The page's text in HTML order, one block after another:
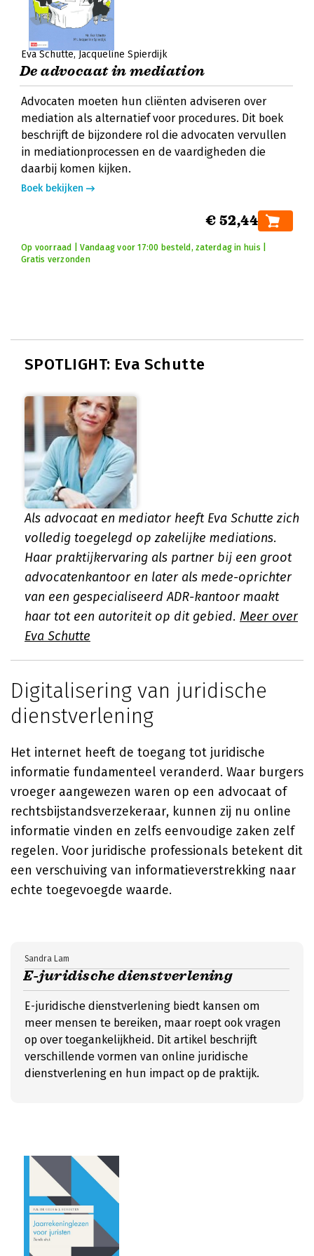
Eva Schutte Jacqueline Spierdijk
De advocaat in mediation
Advocaten moeten hun cliënten adviseren over
mediation als alternatief voor procedures. Dit boek
beschrijft de bijzondere rol die advocaten vervullen
in mediationprocessen en de vaardigheden die
daarbij komen kijken.
Boek bekijken
€ 52,44
Op voorraad | Vandaag voor 17:00 besteld, zaterdag in huis |
Gratis verzonden
SPOTLIGHT: Eva Schutte
Als advocaat en mediator heeft Eva Schutte zich
volledig toegelegd op zakelijke mediations.
Haar praktijkervaring als partner bij een groot
advocatenkantoor en later als mede-oprichter
van een gespecialiseerd ADR-kantoor maakt
haar tot een autoriteit op dit gebied. Meer over
Eva Schutte
Digitalisering van juridische
dienstverlening
Het internet heeft de toegang tot juridische
informatie fundamenteel veranderd. Waar burgers
vroeger aangewezen waren op een advocaat of
rechtsbijstandsverzekeraar, kunnen zij nu online
informatie vinden en zelfs eenvoudige zaken zelf
regelen. Voor juridische professionals betekent dit
een verschuiving van informatieverstrekking naar
echte toegevoegde waarde.
E-juridische dienstverlening
Sandra Lam
E-juridische dienstverlening biedt kansen om
meer mensen te bereiken, maar roept ook vragen
op over toegankelijkheid. Dit artikel beschrijft
verschillende vormen van online juridische
dienstverlening en hun impact op de praktijk.